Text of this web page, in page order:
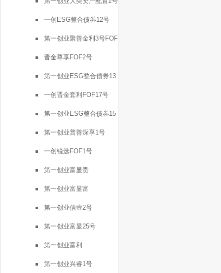
一创ESG整合债券12号
第一创业聚善金利3号FOF
晋金尊享FOF2号
第一创业ESG整合债券13
号
一创晋金套利FOF17号
第一创业ESG整合债券15
号
第一创业普善深享1号
一创锐选FOF1号
第一创业富显贵
第一创业富显富
第一创业信壹2号
第一创业富显25号
第一创业富利
第一创业兴睿1号